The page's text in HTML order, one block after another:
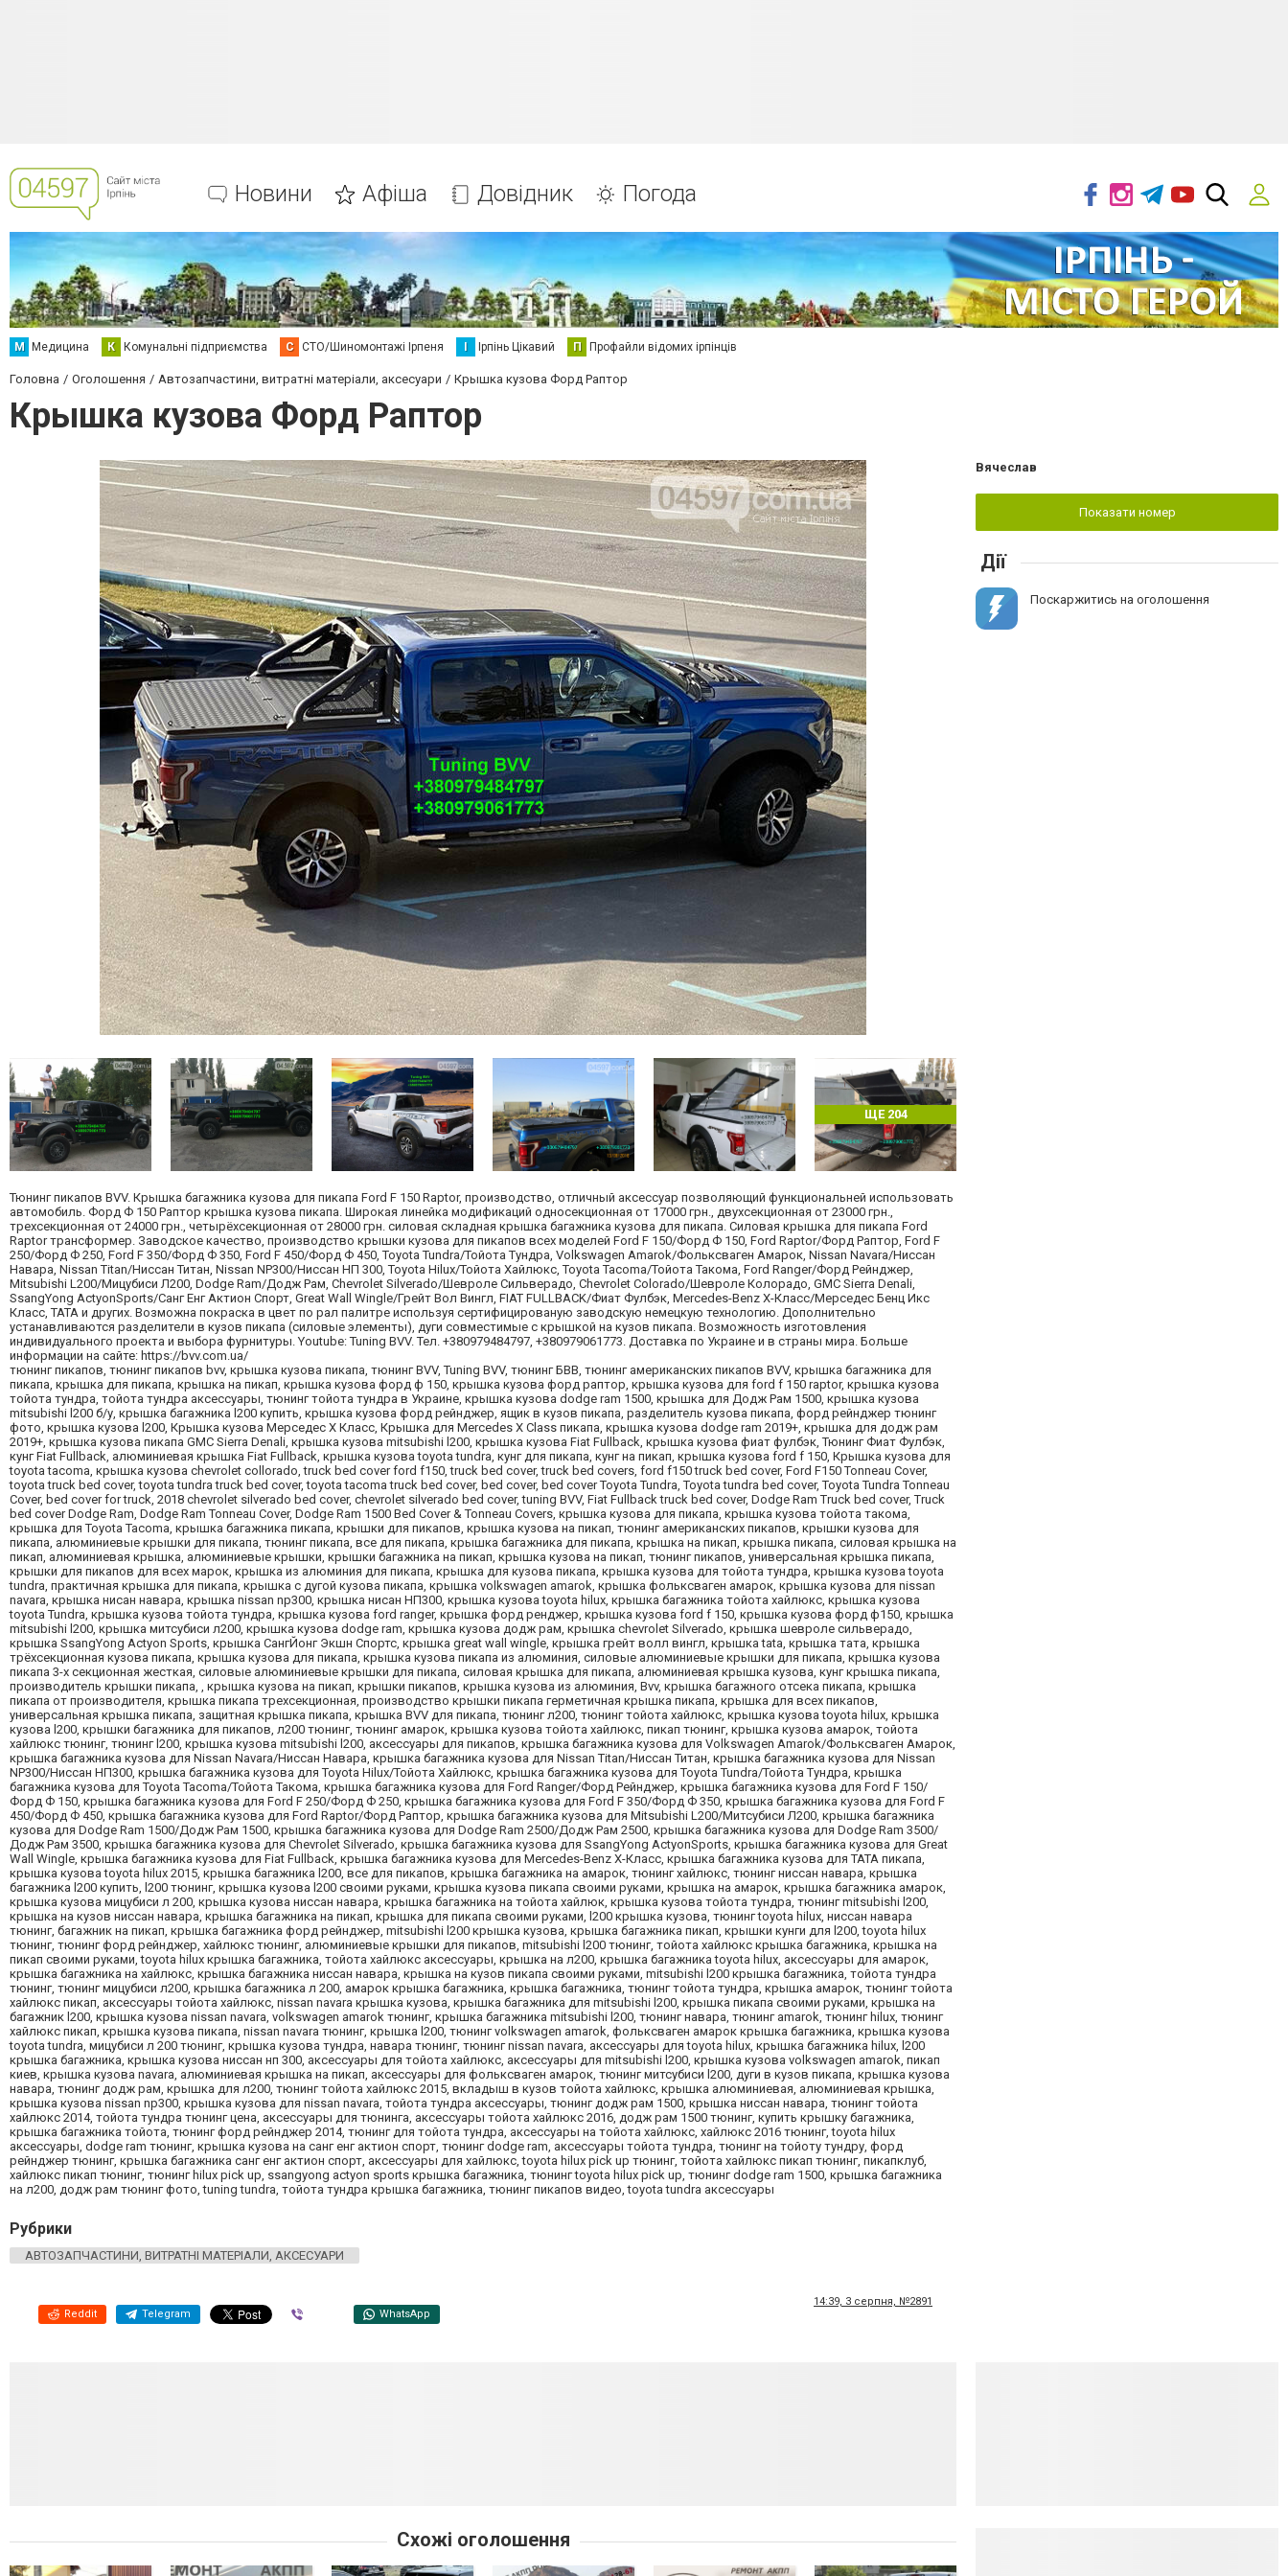
Новини Афіша Довідник Погода
М Медицина К Комунальні підприємства С СТО/Шиномонтажі Ірпеня І Ірпінь Цікавий П Профайли відомих ірпінців
Головна Оголошення Автозапчастини, витратні матеріали, аксесуари Крышка кузова Форд Раптор
Крышка кузова Форд Раптор
ЩЕ 204
Тюнинг пикапов BVV. Крышка багажника кузова для пикапа Ford F 150 Raptor, производство, отличный аксессуар позволяющий функциональней использовать
автомобиль. Форд Ф 150 Раптор крышка кузова пикапа. Широкая линейка модификаций односекционная от 17000 грн., двухсекционная от 23000 грн.,
трехсекционная от 24000 грн., четырёхсекционная от 28000 грн. силовая складная крышка багажника кузова для пикапа. Силовая крышка для пикапа Ford
Raptor трансформер. Заводское качество, производство крышки кузова для пикапов всех моделей Ford F 150/Форд Ф 150, Ford Raptor/Форд Раптор, Ford F
250/Форд Ф 250, Ford F 350/Форд Ф 350, Ford F 450/Форд Ф 450, Toyota Tundra/Тойота Тундра, Volkswagen Amarok/Фольксваген Амарок, Nissan Navara/Ниссан
Навара, Nissan Titan/Ниссан Титан, Nissan NP300/Ниссан НП 300, Toyota Hilux/Тойота Хайлюкс, Toyota Tacoma/Тойота Такома, Ford Ranger/Форд Рейнджер,
Mitsubishi L200/Мицубиси Л200, Dodge Ram/Додж Рам, Chevrolet Silverado/Шевроле Сильверадо, Chevrolet Colorado/Шевроле Колорадо, GMC Sierra Denali,
SsangYong ActyonSports/Санг Енг Актион Спорт, Great Wall Wingle/Грейт Вол Вингл, FIAT FULLBACK/Фиат Фулбэк, Mercedes-Benz X-Класс/Мерседес Бенц Икс
Класс, TATA и других. Возможна покраска в цвет по рал палитре используя сертифицированую заводскую немецкую технологию. Дополнительно
устанавливаются разделители в кузов пикапа (силовые элементы), дуги совместимые с крышкой на кузов пикапа. Возможность изготовления
индивидуального проекта и выбора фурнитуры. Youtube: Tuning BVV. Тел. +380979484797, +380979061773. Доставка по Украине и в страны мира. Больше
информации на сайте: https://bvv.com.ua/
тюнинг пикапов, тюнинг пикапов bvv, крышка кузова пикапа, тюнинг BVV, Tuning BVV, тюнинг БВВ, тюнинг американских пикапов BVV, крышка багажника для
пикапа, крышка для пикапа, крышка на пикап, крышка кузова форд ф 150, крышка кузова форд раптор, крышка кузова для ford f 150 raptor, крышка кузова
тойота тундра, тойота тундра аксессуары, тюнинг тойота тундра в Украине, крышка кузова dodge ram 1500, крышка для Додж Рам 1500, крышка кузова
mitsubishi l200 б/у, крышка багажника l200 купить, крышка кузова форд рейнджер, ящик в кузов пикапа, разделитель кузова пикапа, форд рейнджер тюнинг
фото, крышка кузова l200, Крышка кузова Мерседес Х Класс, Крышка для Mercedes X Class пикапа, крышка кузова dodge ram 2019+, крышка для додж рам
2019+, крышка кузова пикапа GMC Sierra Denali, крышка кузова mitsubishi l200, крышка кузова Fiat Fullback, крышка кузова фиат фулбэк, Тюнинг Фиат Фулбэк,
кунг Fiat Fullback, алюминиевая крышка Fiat Fullback, крышка кузова toyota tundra, кунг для пикапа, кунг на пикап, крышка кузова ford f 150, Крышка кузова для
toyota tacoma, крышка кузова chevrolet collorado, truck bed cover ford f150, truck bed cover, truck bed covers, ford f150 truck bed cover, Ford F150 Tonneau Cover,
toyota truck bed cover, toyota tundra truck bed cover, toyota tacoma truck bed cover, bed cover, bed cover Toyota Tundra, Toyota tundra bed cover, Toyota Tundra Tonneau
Cover, bed cover for truck, 2018 chevrolet silverado bed cover, chevrolet silverado bed cover, tuning BVV, Fiat Fullback truck bed cover, Dodge Ram Truck bed cover, Truck
bed cover Dodge Ram, Dodge Ram Tonneau Cover, Dodge Ram 1500 Bed Cover & Tonneau Covers, крышка кузова для пикапа, крышка кузова тойота такома,
крышка для Toyota Tacoma, крышка багажника пикапа, крышки для пикапов, крышка кузова на пикап, тюнинг американских пикапов, крышки кузова для
пикапа, алюминиевые крышки для пикапа, тюнинг пикапа, все для пикапа, крышка багажника для пикапа, крышка на пикап, крышка пикапа, силовая крышка на
пикап, алюминиевая крышка, алюминиевые крышки, крышки багажника на пикап, крышка кузова на пикап, тюнинг пикапов, универсальная крышка пикапа,
крышки для пикапов для всех марок, крышка из алюминия для пикапа, крышка для кузова пикапа, крышка кузова для тойота тундра, крышка кузова toyota
tundra, практичная крышка для пикапа, крышка с дугой кузова пикапа, крышка volkswagen amarok, крышка фольксваген амарок, крышка кузова для nissan
navara, крышка нисан навара, крышка nissan np300, крышка нисан НП300, крышка кузова toyota hilux, крышка багажника тойота хайлюкс, крышка кузова
toyota Tundra, крышка кузова тойота тундра, крышка кузова ford ranger, крышка форд ренджер, крышка кузова ford f 150, крышка кузова форд ф150, крышка
mitsubishi l200, крышка митсубиси л200, крышка кузова dodge ram, крышка кузова додж рам, крышка chevrolet Silverado, крышка шевроле сильверадо,
крышка SsangYong Actyon Sports, крышка СангЙонг Экшн Спортс, крышка great wall wingle, крышка грейт волл вингл, крышка tata, крышка тата, крышка
трёхсекционная кузова пикапа, крышка кузова для пикапа, крышка кузова пикапа из алюминия, силовые алюминиевые крышки для пикапа, крышка кузова
пикапа 3-х секционная жесткая, силовые алюминиевые крышки для пикапа, силовая крышка для пикапа, алюминиевая крышка кузова, кунг крышка пикапа,
производитель крышки пикапа, , крышка кузова на пикап, крышки пикапов, крышка кузова из алюминия, Bvv, крышка багажного отсека пикапа, крышка
пикапа от производителя, крышка пикапа трехсекционная, производство крышки пикапа герметичная крышка пикапа, крышка для всех пикапов,
универсальная крышка пикапа, защитная крышка пикапа, крышка BVV для пикапа, тюнинг л200, тюнинг тойота хайлюкс, крышка кузова toyota hilux, крышка
кузова l200, крышки багажника для пикапов, л200 тюнинг, тюнинг амарок, крышка кузова тойота хайлюкс, пикап тюнинг, крышка кузова амарок, тойота
хайлюкс тюнинг, тюнинг l200, крышка кузова mitsubishi l200, аксессуары для пикапов, крышка багажника кузова для Volkswagen Amarok/Фольксваген Амарок,
крышка багажника кузова для Nissan Navara/Ниссан Навара, крышка багажника кузова для Nissan Titan/Ниссан Титан, крышка багажника кузова для Nissan
NP300/Ниссан НП300, крышка багажника кузова для Toyota Hilux/Тойота Хайлюкс, крышка багажника кузова для Toyota Tundra/Тойота Тундра, крышка
багажника кузова для Toyota Tacoma/Тойота Такома, крышка багажника кузова для Ford Ranger/Форд Рейнджер, крышка багажника кузова для Ford F 150/
Форд Ф 150, крышка багажника кузова для Ford F 250/Форд Ф 250, крышка багажника кузова для Ford F 350/Форд Ф 350, крышка багажника кузова для Ford F
450/Форд Ф 450, крышка багажника кузова для Ford Raptor/Форд Раптор, крышка багажника кузова для Mitsubishi L200/Митсубиси Л200, крышка багажника
кузова для Dodge Ram 1500/Додж Рам 1500, крышка багажника кузова для Dodge Ram 2500/Додж Рам 2500, крышка багажника кузова для Dodge Ram 3500/
Додж Рам 3500, крышка багажника кузова для Chevrolet Silverado, крышка багажника кузова для SsangYong ActyonSports, крышка багажника кузова для Great
Wall Wingle, крышка багажника кузова для Fiat Fullback, крышка багажника кузова для Mercedes-Benz X-Класс, крышка багажника кузова для TATA пикапа,
крышка кузова toyota hilux 2015, крышка багажника l200, все для пикапов, крышка багажника на амарок, тюнинг хайлюкс, тюнинг ниссан навара, крышка
багажника l200 купить, l200 тюнинг, крышка кузова l200 своими руками, крышка кузова пикапа своими руками, крышка на амарок, крышка багажника амарок,
крышка кузова мицубиси л 200, крышка кузова ниссан навара, крышка багажника на тойота хайлюк, крышка кузова тойота тундра, тюнинг mitsubishi l200,
крышка на кузов ниссан навара, крышка багажника на пикап, крышка для пикапа своими руками, l200 крышка кузова, тюнинг toyota hilux, ниссан навара
тюнинг, багажник на пикап, крышка багажника форд рейнджер, mitsubishi l200 крышка кузова, крышка багажника пикап, крышки кунги для l200, toyota hilux
тюнинг, тюнинг форд рейнджер, хайлюкс тюнинг, алюминиевые крышки для пикапов, mitsubishi l200 тюнинг, тойота хайлюкс крышка багажника, крышка на
пикап своими руками, toyota hilux крышка багажника, тойота хайлюкс аксессуары, крышка на л200, крышка багажника toyota hilux, аксессуары для амарок,
крышка багажника на хайлюкс, крышка багажника ниссан навара, крышка на кузов пикапа своими руками, mitsubishi l200 крышка багажника, тойота тундра
тюнинг, тюнинг мицубиси л200, крышка багажника л 200, амарок крышка багажника, крышка багажника, тюнинг тойота тундра, крышка амарок, тюнинг тойота
хайлюкс пикап, аксессуары тойота хайлюкс, nissan navara крышка кузова, крышка багажника для mitsubishi l200, крышка пикапа своими руками, крышка на
багажник l200, крышка кузова nissan navara, volkswagen amarok тюнинг, крышка багажника mitsubishi l200, тюнинг навара, тюнинг amarok, тюнинг hilux, тюнинг
хайлюкс пикап, крышка кузова пикапа, nissan navara тюнинг, крышка l200, тюнинг volkswagen amarok, фольксваген амарок крышка багажника, крышка кузова
toyota tundra, мицубиси л 200 тюнинг, крышка кузова тундра, навара тюнинг, тюнинг nissan navara, аксессуары для toyota hilux, крышка багажника hilux, l200
крышка багажника, крышка кузова ниссан нп 300, аксессуары для тойота хайлюкс, аксессуары для mitsubishi l200, крышка кузова volkswagen amarok, пикап
киев, крышка кузова navara, алюминиевая крышка на пикап, аксессуары для фольксваген амарок, тюнинг митсубиси l200, дуги в кузов пикапа, крышка кузова
навара, тюнинг додж рам, крышка для л200, тюнинг тойота хайлюкс 2015, вкладыш в кузов тойота хайлюкс, крышка алюминиевая, алюминиевая крышка,
крышка кузова nissan np300, крышка кузова для nissan navara, тойота тундра аксессуары, тюнинг додж рам 1500, крышка ниссан навара, тюнинг тойота
хайлюкс 2014, тойота тундра тюнинг цена, аксессуары для тюнинга, аксессуары тойота хайлюкс 2016, додж рам 1500 тюнинг, купить крышку багажника,
крышка багажника тойота, тюнинг форд рейнджер 2014, тюнинг для тойота тундра, аксессуары на тойота хайлюкс, хайлюкс 2016 тюнинг, toyota hilux
аксессуары, dodge ram тюнинг, крышка кузова на санг енг актион спорт, тюнинг dodge ram, аксессуары тойота тундра, тюнинг на тойоту тундру, форд
рейнджер тюнинг, крышка багажника санг енг актион спорт, аксессуары для хайлюкс, toyota hilux pick up тюнинг, тойота хайлюкс пикап тюнинг, пикапклуб,
хайлюкс пикап тюнинг, тюнинг hilux pick up, ssangyong actyon sports крышка багажника, тюнинг toyota hilux pick up, тюнинг dodge ram 1500, крышка багажника
на л200, додж рам тюнинг фото, tuning tundra, тойота тундра крышка багажника, тюнинг пикапов видео, toyota tundra аксессуары
Рубрики
АВТОЗАПЧАСТИНИ, ВИТРАТНІ МАТЕРІАЛИ, АКСЕСУАРИ
Reddit Telegram WhatsApp
14:39, 3 серпня, №2891
Вячеслав
Показати номер
Дії
Поскаржитись на оголошення
Схожі оголошення